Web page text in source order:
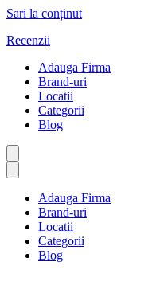
Sari la conținut
Recenzii
Adauga Firma
Brand-uri
Locatii
Categorii
Blog
Adauga Firma
Brand-uri
Locatii
Categorii
Blog